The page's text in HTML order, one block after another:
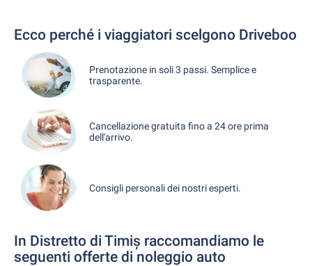
Ecco perché i viaggiatori scelgono Driveboo
Prenotazione in soli 3 passi. Semplice e
trasparente.
Cancellazione gratuita fino a 24 ore prima
dell'arrivo.
Consigli personali dei nostri esperti.
In Distretto di Timiș raccomandiamo le
seguenti offerte di noleggio auto